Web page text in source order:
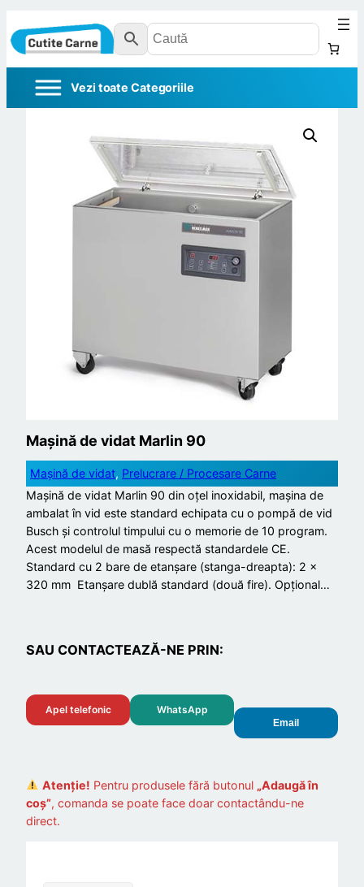
Mașină de vidat Marlin 90
Mașină de vidat, Prelucrare / Procesare Carne
Mașină de vidat Marlin 90 din oțel inoxidabil, mașina de
ambalat în vid este standard echipata cu o pompă de vid
Busch și controlul timpului cu o memorie de 10 program.
Acest modelul de masă respectă standardele CE.
Standard cu 2 bare de etanșare (stanga-dreapta): 2 x
320 mm Etanșare dublă standard (două fire). Opțional…
SAU CONTACTEAZĂ-NE PRIN:
Apel telefonic WhatsApp
Email
Atenție! Pentru produsele fără butonul „Adaugă în
coș”, comanda se poate face doar contactându-ne
direct.